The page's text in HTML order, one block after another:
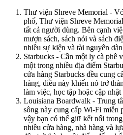
Thư viện Shreve Memorial -
phố, Thư viện Shreve
tất cả người dùng. Bên cạnh
mượn sách, sách nói và sách
nhiều sự kiện và tài nguyên
Starbucks - Cần một ly cà phê
một trong nhiều địa điểm
cửa hàng Starbucks đều cung
hàng, điều này khiến nó trở
làm việc, học tập hoặc cập
Louisiana Boardwalk - Trung
sông này cung cấp Wi-Fi miễn
vậy bạn có thể giữ kết nối
nhiều cửa hàng, nhà hàng và